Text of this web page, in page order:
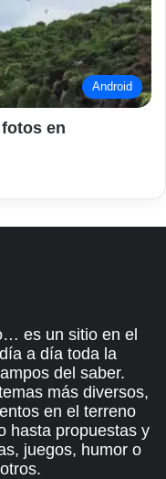
Android
en
es un sitio en el
a día toda la
del saber.
más diversos,
en el terreno
hasta propuestas y
juegos, humor o